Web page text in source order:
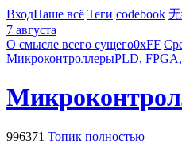
ВходНаше всё Теги codebook
7 августа
О смысле всего сущего0xFF
МикроконтроллерыPLD,
996371 Топик полностью